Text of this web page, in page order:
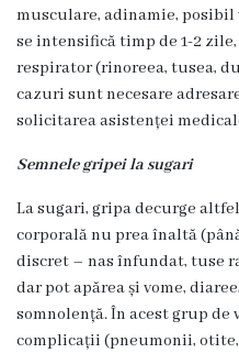
Buiucani
Servicii
Consultative
Specializate
Ambulator
Staționar
de
zi
Centrul
Medicilor
musculare, adinamie, posibil
se intensifică timp de 1-2
respirator (rinoreea, tusea,
cazuri sunt necesare
solicitarea asistenței
Semnele gripei la sugari
La sugari, gripa decurge
corporală nu prea înaltă
discret – nas înfundat, tuse
dar pot apărea și vome,
somnolență. În acest grup
complicații (pneumonii,